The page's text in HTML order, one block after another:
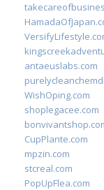
antaeuslabs.com
WishOping.com
shoplegacee.com
CupPlante.com
mpzin.com
stcreal.com
PopUpFlea.com